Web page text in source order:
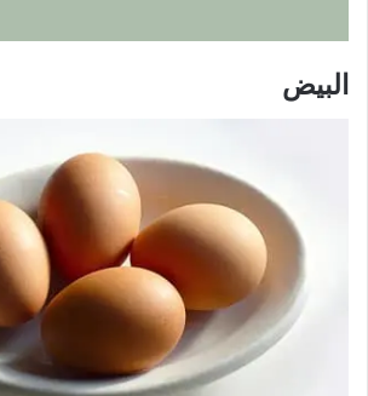
البيض